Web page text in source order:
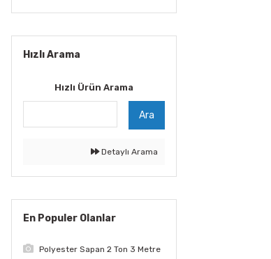
Hızlı Arama
Hızlı Ürün Arama
Ara
Detaylı Arama
En Populer Olanlar
Polyester Sapan 2 Ton 3 Metre